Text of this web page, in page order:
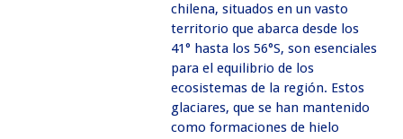
chilena, situados en un vasto
territorio que abarca desde los
41° hasta los 56°S, son esenciales
para el equilibrio de los
ecosistemas de la región. Estos
glaciares, que se han mantenido
como formaciones de hielo